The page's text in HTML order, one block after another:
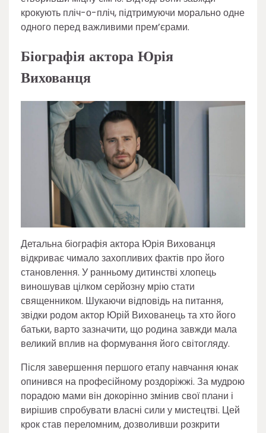
крокують пліч-о-пліч, підтримуючи морально одне
одного перед важливими прем’єрами.
Біографія актора Юрія
Вихованця
Детальна біографія актора Юрія Вихованця
відкриває чимало захопливих фактів про його
становлення. У ранньому дитинстві хлопець
виношував цілком серйозну мрію стати
священником. Шукаючи відповідь на питання,
звідки родом актор Юрій Вихованець та хто його
батьки, варто зазначити, що родина завжди мала
великий вплив на формування його світогляду.
Після завершення першого етапу навчання юнак
опинився на професійному роздоріжжі. За мудрою
порадою мами він докорінно змінив свої плани і
вирішив спробувати власні сили у мистецтві. Цей
крок став переломним, дозволивши розкрити